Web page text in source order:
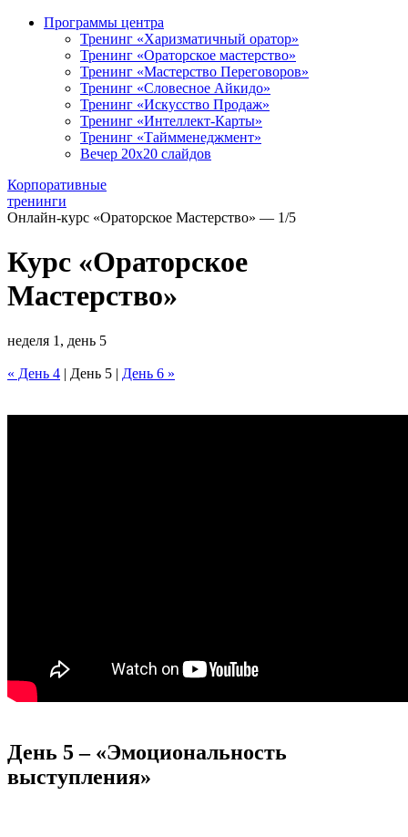
Программы центра
Тренинг «Харизматичный оратор»
Тренинг «Ораторское мастерство»
Тренинг «Мастерство Переговоров»
Тренинг «Словесное Айкидо»
Тренинг «Искусство Продаж»
Тренинг «Интеллект-Карты»
Тренинг «Таймменеджмент»
Вечер 20х20 слайдов
Корпоративные
тренинги
Онлайн-курс «Ораторское Мастерство» — 1/5
Курс «Ораторское
Мастерство»
неделя 1, день 5
« День 4 | День 5 | День 6 »
День 5 – «Эмоциональность
выступления»